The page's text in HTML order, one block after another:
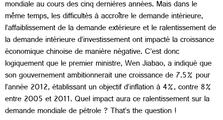
mondiale au cours des cinq dernières années. Mais dans le
même temps, les difficultés à accroître le demande intérieure,
l’affaiblissement de la demande extérieure et le ralentissement de
la demande intérieure d’investissement ont impacté la croissance
économique chinoise de manière négative. C’est donc
logiquement que le premier ministre, Wen Jiabao, a indiqué que
son gouvernement ambitionnerait une croissance de 7.5% pour
l’année 2012, établissant un objectif d’inflation à 4%, contre 8%
entre 2005 et 2011. Quel impact aura ce ralentissement sur la
demande mondiale de pétrole ? That’s the question !